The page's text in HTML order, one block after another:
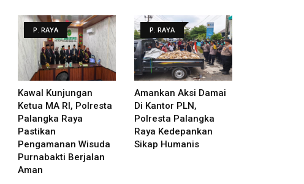
P. RAYA
Kawal Kunjungan
Ketua MA RI, Polresta
Palangka Raya
Pastikan
Pengamanan Wisuda
Purnabakti Berjalan
Aman
P. RAYA
Amankan Aksi Damai
Di Kantor PLN,
Polresta Palangka
Raya Kedepankan
Sikap Humanis